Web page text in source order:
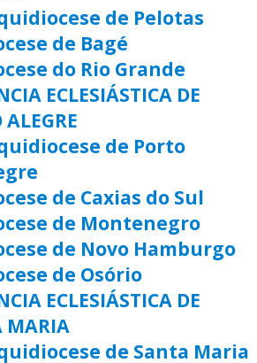
de Pelotas
de Bagé
do Rio Grande
ECLESIÁSTICA DE
ALEGRE
de Porto
de Caxias do Sul
de Montenegro
de Novo Hamburgo
de Osório
ECLESIÁSTICA DE
MARIA
de Santa Maria